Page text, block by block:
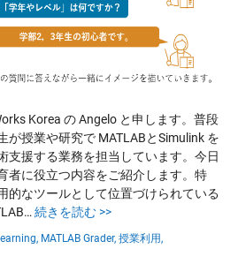
Korea の Angelo と申します。普段
が授業や研究で MATLABとSimulink を
支援する業務を担当しています。今日
者に役立つ内容をご紹介します。特
的なツールとして位置づけられている
続きを読む >>
MATLAB Grader, 授業利用,